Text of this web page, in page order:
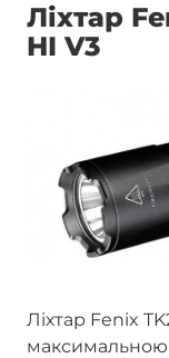
Ліхтар
HI V3
Ліхтар Fenix
максимальною